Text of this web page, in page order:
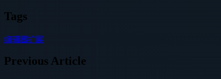
Tags
编辑器扩展
Previous Article